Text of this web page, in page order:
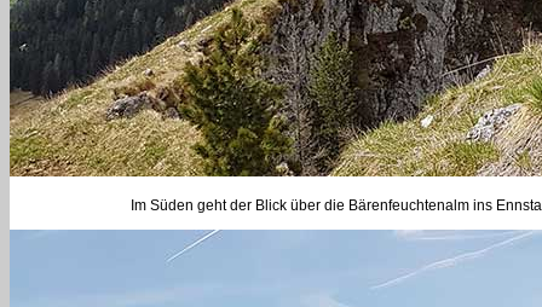
Im Süden geht der Blick über die Bärenfeuchtenalm ins